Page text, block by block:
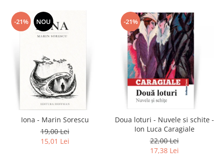
-21% NOU
Iona - Marin Sorescu
19,00 Lei
15,01 Lei
-21%
Doua loturi - Nuvele si schite -
Ion Luca Caragiale
22,00 Lei
17,38 Lei